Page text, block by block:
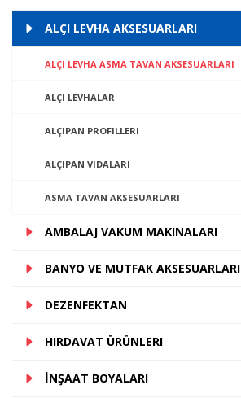
ALÇI LEVHA AKSESUARLARI
ALÇI LEVHA ASMA TAVAN AKSESUARLARI
ALÇI LEVHALAR
ALÇIPAN PROFILLERI
ALÇIPAN VIDALARI
ASMA TAVAN AKSESUARLARI
AMBALAJ VAKUM MAKINALARI
BANYO VE MUTFAK AKSESUARLARI
DEZENFEKTAN
HIRDAVAT ÜRÜNLERI
İNŞAAT BOYALARI